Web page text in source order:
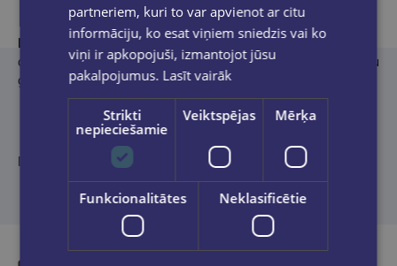
Liene Rumpe, gleznotāja un instalāciju māksliniece. 2022. gadā
absolvējusi Latvijas Mākslas akadēmiju, iegūstot maģistra grādu
glezniecībā. Šī ir mākslinieces pirmā ilustrētā bērnu grāmata.
Ilustrējusi Liene Rumpe
partneriem, kuri to var apvienot ar citu
informāciju, ko esat viņiem sniedzis vai ko
viņi ir apkopojuši, izmantojot jūsu
pakalpojumus. Lasīt vairāk
Strikti
nepieciešamie
Veiktspējas Mērķa
Funkcionalitātes Neklasificētie